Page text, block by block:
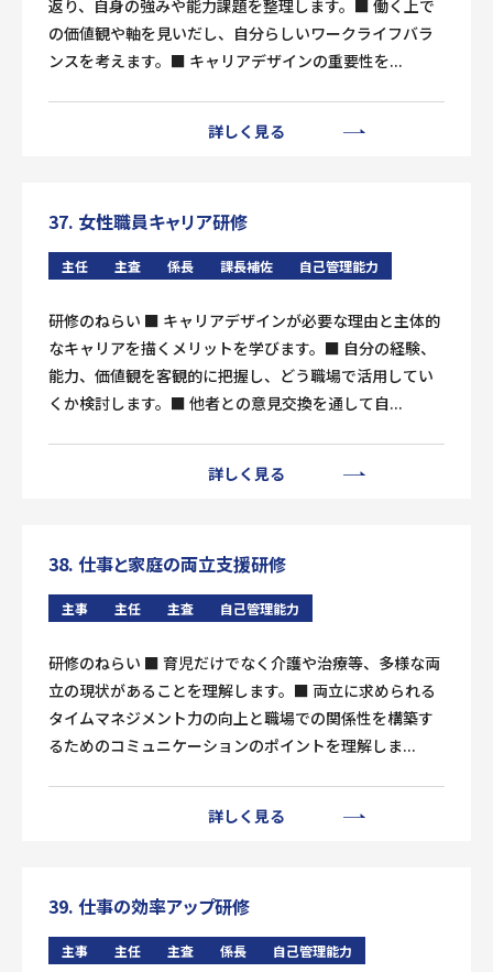
返り、自身の強みや能力課題を整理します。■ 働く上で
の価値観や軸を見いだし、自分らしいワークライフバラ
ンスを考えます。■ キャリアデザインの重要性を...
詳しく見る
37. 女性職員キャリア研修
主任 主査 係長 課長補佐 自己管理能力
研修のねらい ■ キャリアデザインが必要な理由と主体的
なキャリアを描くメリットを学びます。■ 自分の経験、
能力、価値観を客観的に把握し、どう職場で活用してい
くか検討します。■ 他者との意見交換を通して自...
詳しく見る
38. 仕事と家庭の両立支援研修
主事 主任 主査 自己管理能力
研修のねらい ■ 育児だけでなく介護や治療等、多様な両
立の現状があることを理解します。■ 両立に求められる
タイムマネジメント力の向上と職場での関係性を構築す
るためのコミュニケーションのポイントを理解しま...
詳しく見る
39. 仕事の効率アップ研修
主事 主任 主査 係長 自己管理能力